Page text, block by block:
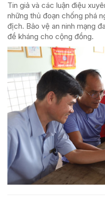
Tin giả và các luận điệu
những thủ đoạn chống phá
địch. Bảo vệ an ninh mạng
đề kháng cho cộng đồng.